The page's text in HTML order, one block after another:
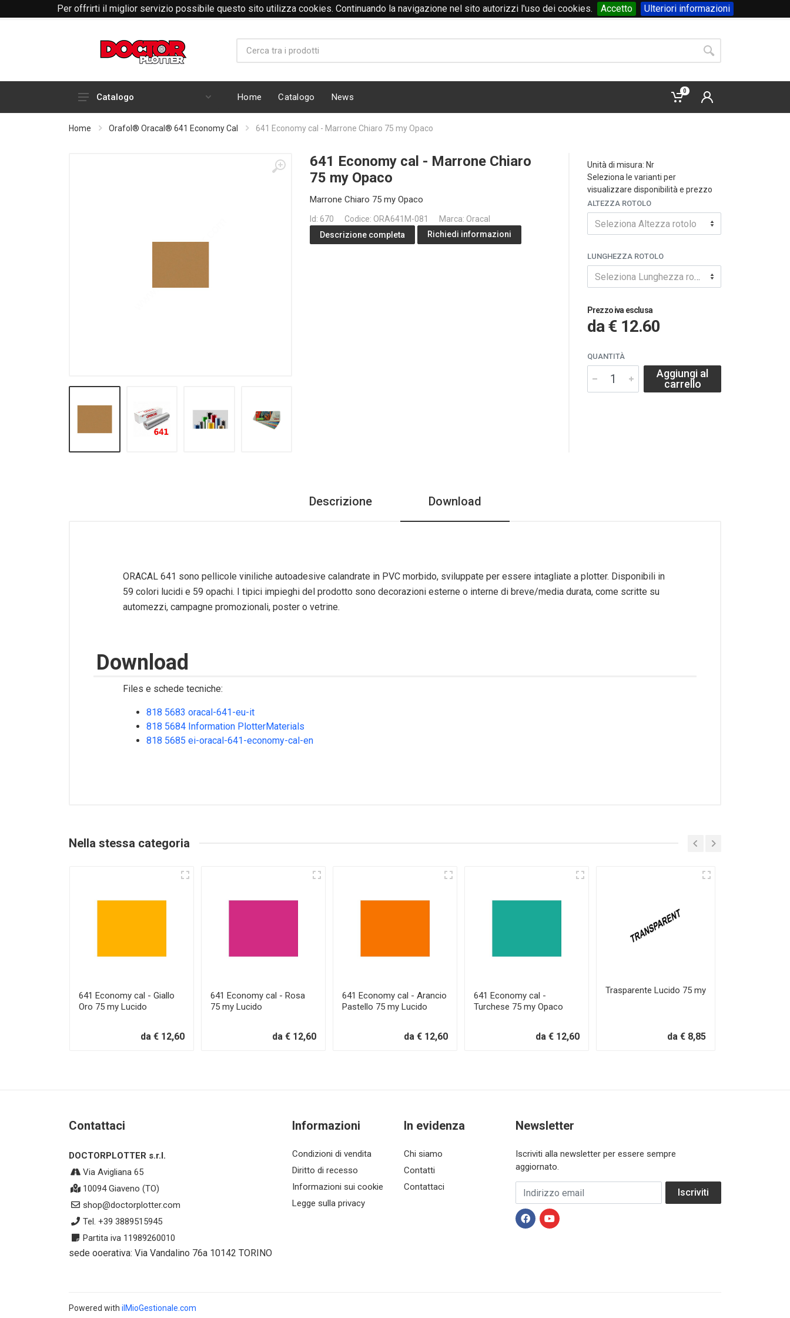
Per offrirti il miglior servizio possibile questo sito utilizza cookies. Continuando la navigazione nel sito autorizzi l'uso dei cookies. Accetto Ulteriori informazioni
Accedi oregistrati
HARDWARE
Catalogo Home Catalogo News
0
Home Orafol® Oracal® 641 Economy Cal 641 Economy cal - Marrone Chiaro 75 my Opaco
641 Economy cal - Marrone Chiaro
75 my Opaco
Marrone Chiaro 75 my Opaco
Id: 670 Codice: ORA641M-081
Marca: Oracal
Descrizione completa
Richiedi informazioni
Unità di misura: Nr
Seleziona le varianti per
visualizzare disponibilità e prezzo
ALTEZZA ROTOLO
Seleziona Altezza rotolo
LUNGHEZZA ROTOLO
Seleziona Lunghezza rotolo
Prezzo iva esclusa
da€ 12.60
QUANTITÀ
Aggiungi al
carrello
Descrizione Download
ORACAL 641 sono pellicole viniliche autoadesive calandrate in PVC morbido, sviluppate per essere intagliate a plotter. Disponibili in
59 colori lucidi e 59 opachi. I tipici impieghi del prodotto sono decorazioni esterne o interne di breve/media durata, come scritte su
automezzi, campagne promozionali, poster o vetrine.
Download
Files e schede tecniche:
818 5683 oracal-641-eu-it
818 5684 Information PlotterMaterials
818 5685 ei-oracal-641-economy-cal-en
Nella stessa categoria
641 Economy cal - Giallo
Oro 75 my Lucido
da € 12,60
641 Economy cal - Rosa
75 my Lucido
da € 12,60
641 Economy cal - Arancio
Pastello 75 my Lucido
da € 12,60
641 Economy cal -
Turchese 75 my Opaco
da € 12,60
Trasparente Lucido 75 my
da € 8,85
Contattaci
DOCTORPLOTTER s.r.l.
Via Avigliana 65
10094 Giaveno (TO)
shop@doctorplotter.com
Tel. +39 3889515945
Partita iva 11989260010
sede ooerativa: Via Vandalino 76a 10142 TORINO
Informazioni
Condizioni di vendita
Diritto di recesso
Informazioni sui cookie
Legge sulla privacy
In evidenza
Chi siamo
Contatti
Contattaci
Newsletter
Iscriviti alla newsletter per essere sempre
aggiornato.
Indirizzo email Iscriviti
Powered with ilMioGestionale.com